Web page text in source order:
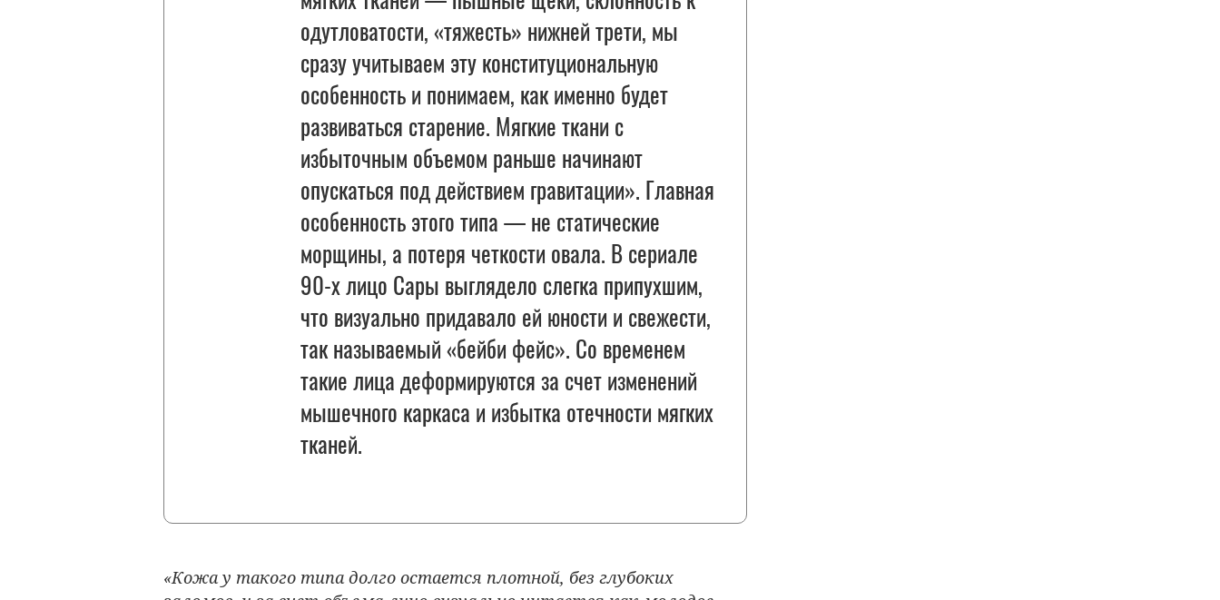
одутловатости, «тяжесть» нижней трети, мы
сразу учитываем эту конституциональную
особенность и понимаем, как именно будет
развиваться старение. Мягкие ткани с
избыточным объемом раньше начинают
опускаться под действием гравитации». Главная
особенность этого типа — не статические
морщины, а потеря четкости овала. В сериале
90-х лицо Сары выглядело слегка припухшим,
что визуально придавало ей юности и свежести,
так называемый «бейби фейс». Со временем
такие лица деформируются за счет изменений
мышечного каркаса и избытка отечности мягких
тканей.
«Кожа у такого типа долго остается плотной, без глубоких